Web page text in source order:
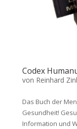
Codex
von Reinhard
Das Buch der
Gesundheit!
Information und